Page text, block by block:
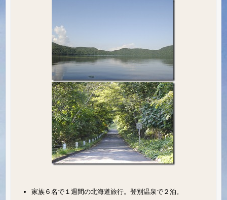
家族６名で１週間の北海道旅行。登別温泉で２泊。